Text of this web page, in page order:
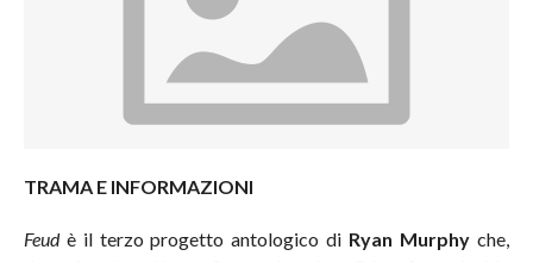
TRAMA E INFORMAZIONI
Feudè il terzo progetto antologico di Ryan Murphy che,